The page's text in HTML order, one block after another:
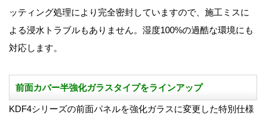
ッティング処理により完全密封していますので、施工ミスに
よる浸水トラブルもありません。湿度100%の過酷な環境にも
対応します。
前面カバー半強化ガラスタイプをラインアップ
KDF4シリーズの前面パネルを強化ガラスに変更した特別仕様